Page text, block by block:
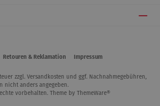
Retouren & Reklamation Impressum
zzgl. Versandkosten und ggf. Nachnahmegebühren,
nicht anders angegeben.
vorbehalten. Theme by ThemeWare®